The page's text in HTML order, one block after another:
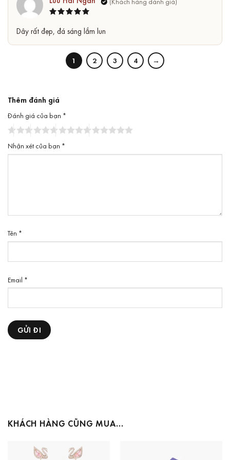
hạng55
sao
Dây rất đẹp, đá sáng lắm lun
1 2 3 4 →
Thêm đánh giá
Đánh giá của bạn *
Nhận xét của bạn *
Tên *
Email *
KHÁCH HÀNG CŨNG MUA…